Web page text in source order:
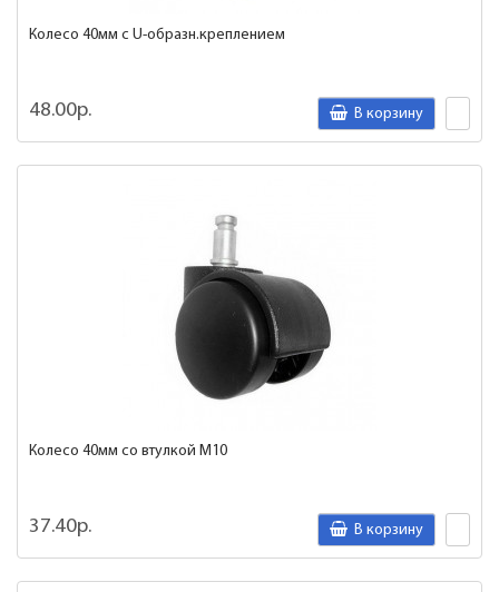
Колесо 40мм с U-образн.креплением
48.00р. В корзину
Колесо 40мм со втулкой М10
37.40р. В корзину